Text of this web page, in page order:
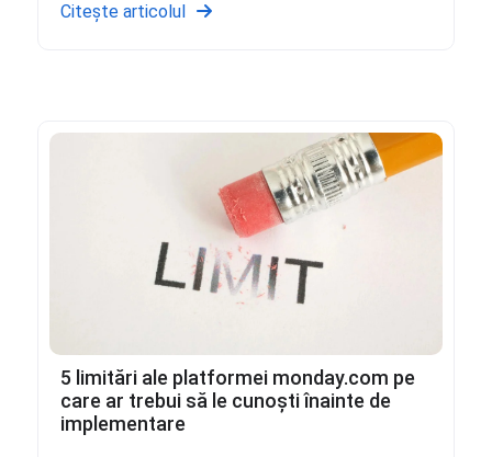
Citește articolul
5 limitări ale platformei monday.com pe
care ar trebui să le cunoști înainte de
implementare